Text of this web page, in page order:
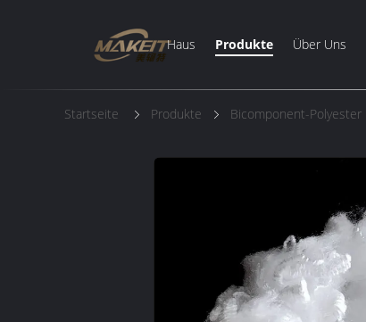
Haus Produkte Über Uns
Startseite Produkte Bicomponent-Polyester